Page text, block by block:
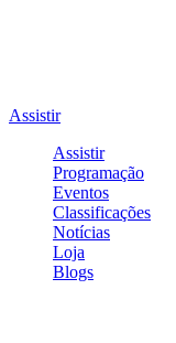
Assistir
Assistir
Programação
Eventos
Classificações
Notícias
Loja
Blogs